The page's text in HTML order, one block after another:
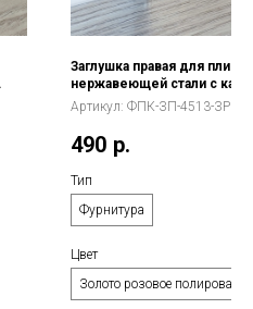
Заглушка правая для
нержавеющей стали с
каналом (золото розовое
полированное)
Артикул: ФПК-ЗП-4513-ЗРП
490 р.
Тип
Фурнитура
Цвет
Золото розовое